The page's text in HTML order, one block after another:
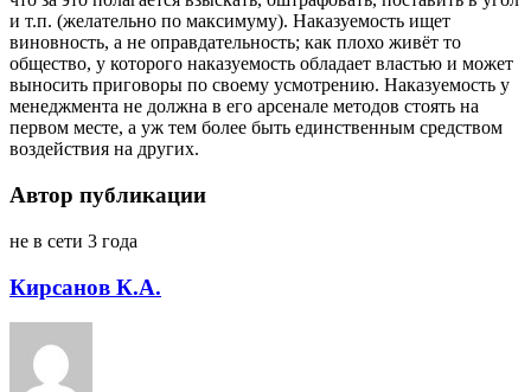
и т.п. (желательно по максимуму). Наказуемость ищет
виновность, а не оправдательность; как плохо живёт то
общество, у которого наказуемость обладает властью и может
выносить приговоры по своему усмотрению. Наказуемость у
менеджмента не должна в его арсенале методов стоять на
первом месте, а уж тем более быть единственным средством
воздействия на других.
Автор публикации
не в сети 3 года
Кирсанов К.А.